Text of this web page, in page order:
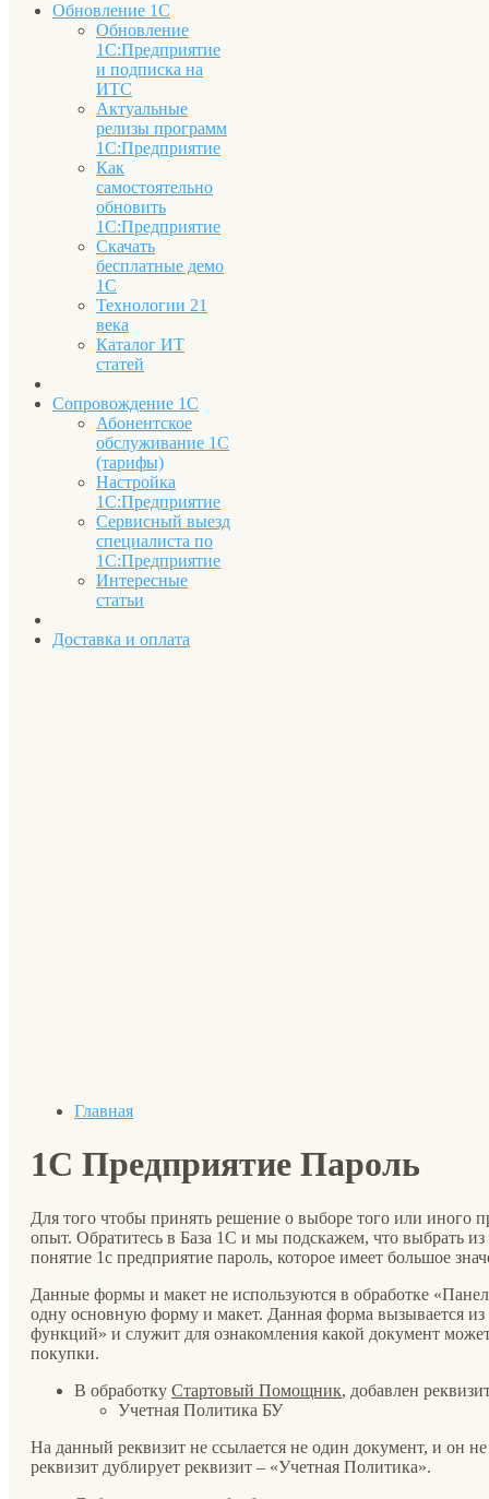
Обновление 1С
Обновление
1С:Предприятие
и подписка на
ИТС
Актуальные
релизы программ
1С:Предприятие
Как
самостоятельно
обновить
1С:Предприятие
Скачать
бесплатные демо
1С
Технологии 21
века
Каталог ИТ
статей
Сопровождение 1С
Абонентское
обслуживание 1С
(тарифы)
Настройка
1С:Предприятие
Сервисный выезд
специалиста по
1С:Предприятие
Интересные
статьи
Доставка и оплата
Главная
1С Предприятие Пароль
Для того чтобы принять решение о выборе того или иного
опыт. Обратитесь в База 1С и мы подскажем, что выбрать
понятие 1с предприятие пароль, которое имеет большое
Данные формы и макет не используются в обработке
одну основную форму и макет. Данная форма вызывается
функций» и служит для ознакомления какой документ
покупки.
В обработку Стартовый Помощник, добавлен
Учетная Политика БУ
На данный реквизит не ссылается не один документ, и он
реквизит дублирует реквизит – «Учетная Политика».